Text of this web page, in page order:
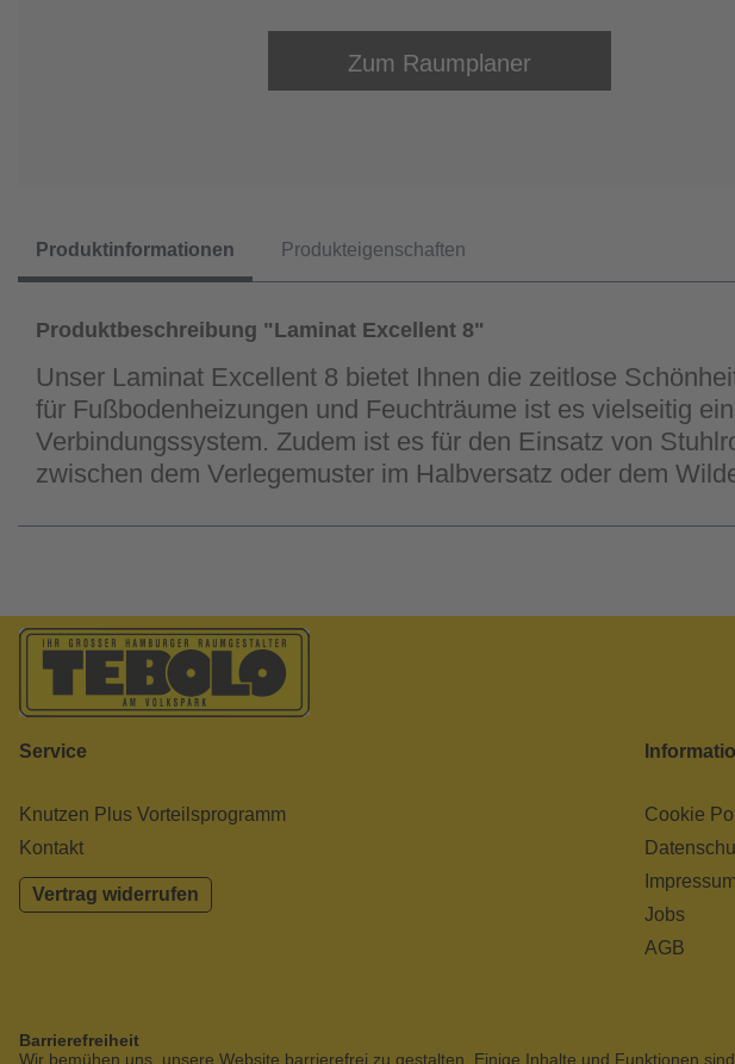
Zum Raumplaner
Produktinformationen Produkteigenschaften
Produktbeschreibung "Laminat Excellent 8"
Unser Laminat Excellent 8 bietet Ihnen die zeitlose
für Fußbodenheizungen und Feuchträume ist es vielseitig
Verbindungssystem. Zudem ist es für den Einsatz von
zwischen dem Verlegemuster im Halbversatz oder dem
Service
Knutzen Plus Vorteilsprogramm
Kontakt
Vertrag widerrufen
Cookie
Impressum
Jobs
AGB
Barrierefreiheit
Wir bemühen uns, unsere Website barrierefrei zu gestalten. Einige Inhalte und Funktionen